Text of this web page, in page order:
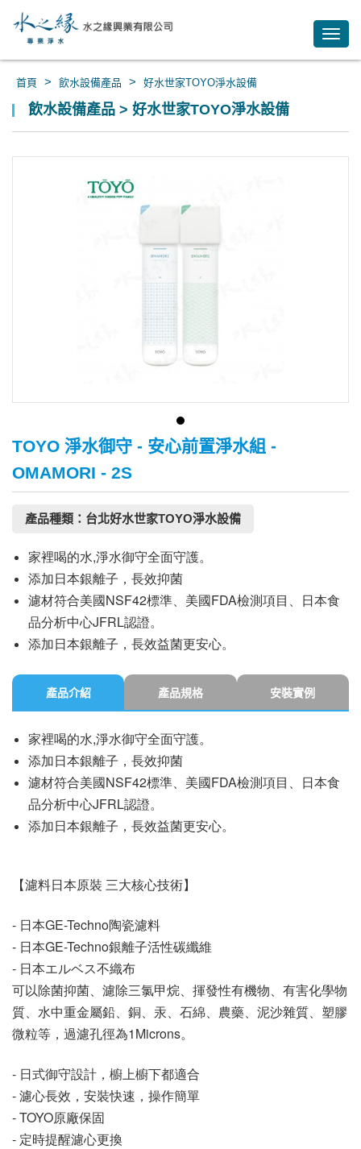
首頁 > 飲水設備產品 > 好水世家TOYO淨水設備
飲水設備產品 > 好水世家TOYO淨水設備
TOYO 淨水御守 - 安心前置淨水組 -
OMAMORI - 2S
產品種類：台北好水世家TOYO淨水設備
家裡喝的水,淨水御守全面守護。
添加日本銀離子，長效抑菌
濾材符合美國NSF42標準、美國FDA檢測項目、日本食
品分析中心JFRL認證。
添加日本銀離子，長效益菌更安心。
產品介紹 產品規格 安裝實例
家裡喝的水,淨水御守全面守護。
添加日本銀離子，長效抑菌
濾材符合美國NSF42標準、美國FDA檢測項目、日本食
品分析中心JFRL認證。
添加日本銀離子，長效益菌更安心。
【濾料日本原裝 三大核心技術】
- 日本GE-Techno陶瓷濾料
- 日本GE-Techno銀離子活性碳纖維
- 日本エルベス不織布
可以除菌抑菌、濾除三氯甲烷、揮發性有機物、有害化學物
質、水中重金屬鉛、銅、汞、石綿、農藥、泥沙雜質、塑膠
微粒等，過濾孔徑為1Microns。
- 日式御守設計，櫥上櫥下都適合
- 濾心長效，安裝快速，操作簡單
- TOYO原廠保固
- 定時提醒濾心更換